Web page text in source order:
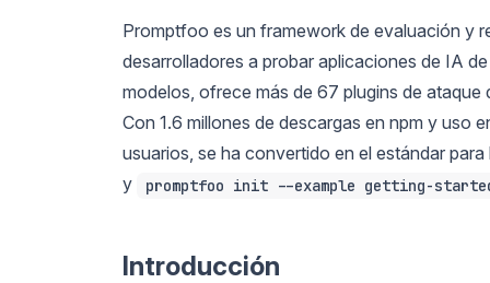
Promptfoo es un framework de evaluación y
desarrolladores a probar aplicaciones de IA
modelos, ofrece más de 67 plugins de
Con 1.6 millones de descargas en npm y uso
usuarios, se ha convertido en el estándar
y promptfoo init --example getting-
Introducción